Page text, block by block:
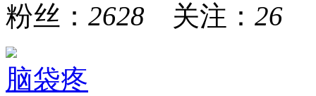
粉丝： 2628 关注： 26
脑袋疼